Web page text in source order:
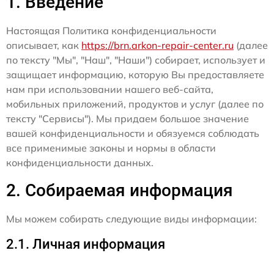
Настоящая Политика конфиденциальности
описывает, как https://brn.arkon-repair-center.ru (далее
по тексту "Мы", "Наш", "Наши") собирает, использует и
защищает информацию, которую Вы предоставляете
нам при использовании нашего веб-сайта,
мобильных приложений, продуктов и услуг (далее по
тексту "Сервисы"). Мы придаем большое значение
вашей конфиденциальности и обязуемся соблюдать
все применимые законы и нормы в области
конфиденциальности данных.
2. Собираемая информация
Мы можем собирать следующие виды информации:
2.1. Личная информация